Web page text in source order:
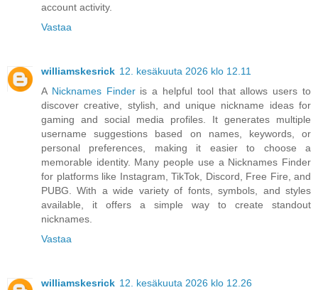
account activity.
Vastaa
williamskesrick 12. kesäkuuta 2026 klo 12.11
A Nicknames Finderis a helpful tool that allows users to
discover creative, stylish, and unique nickname ideas for
gaming and social media profiles. It generates multiple
username suggestions based on names, keywords, or
personal preferences, making it easier to choose a
memorable identity. Many people use a Nicknames Finder
for platforms like Instagram, TikTok, Discord, Free Fire, and
PUBG. With a wide variety of fonts, symbols, and styles
available, it offers a simple way to create standout
nicknames.
Vastaa
williamskesrick 12. kesäkuuta 2026 klo 12.26